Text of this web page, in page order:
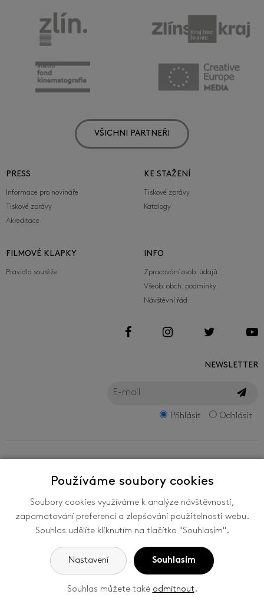
VŠICHNI PARTNEŘI
PRESS
Informace pro novináře
Tiskové zprávy
Akreditace
KE STAŽENÍ
Tiskové zprávy
Katalogy
FILMOVÉ KLAPKY
Pravidla soutěže
INFO
Zpracování osob. údajů
Všeob. obch. podmínky
Návštěvní řád
NEWSLETTER
Přihlásit Odhlásit
Zlín Film Festival - mezinárodní festival filmů
pro děti a mládež ve Zlíně je organizován
společností FILMFEST, s. r. o., se sídlem
Filmová 174, 760 01 Zlín, ČR. -
Nastavení
Používáme soubory cookies
Soubory cookies využíváme k analýze návštěvnosti,
zapamatování preferencí a zlepšování použitelnosti webu.
Souhlas udělíte kliknutím na tlačítko "Souhlasím".
Nastavení Souhlasím
Souhlas můžete také odmítnout.